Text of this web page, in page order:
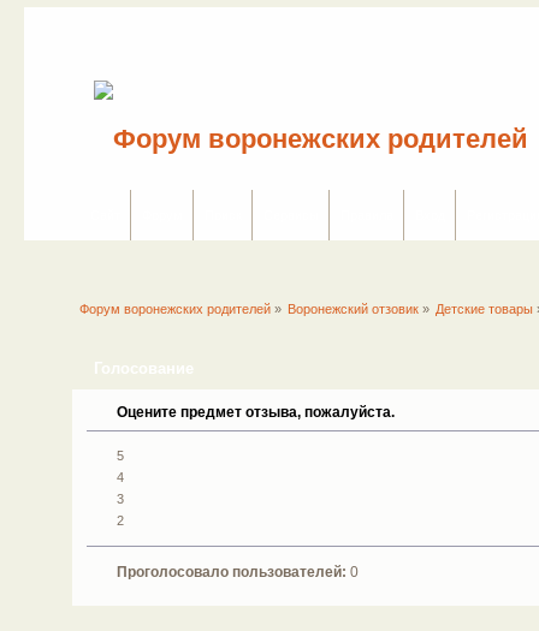
Форум воронежских родителей» Воронежский отзовик » Детские товары
Голосование
Оцените предмет отзыва, пожалуйста.
5
4
3
2
Проголосовало пользователей: 0